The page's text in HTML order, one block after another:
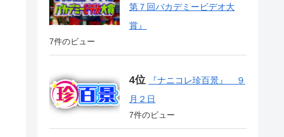
第７回バカデミービデオ大
賞』
7件のビュー
『ナニコレ珍百景』 ９
月２日
7件のビュー